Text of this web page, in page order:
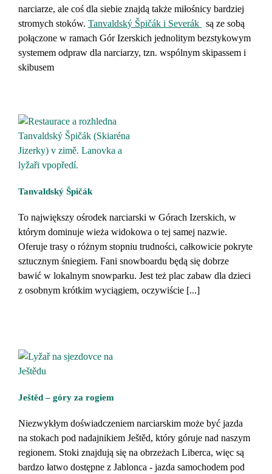
narciarze, ale coś dla siebie znajdą także miłośnicy bardziej
stromych stoków. Tanvaldský Špičák i Severák
są ze sobą
połączone w ramach Gór Izerskich jednolitym bezstykowym
systemem odpraw dla narciarzy, tzn. wspólnym skipassem i
skibusem
Tanvaldský Špičák
To największy ośrodek narciarski w Górach Izerskich, w
którym dominuje wieża widokowa o tej samej nazwie.
Oferuje trasy o różnym stopniu trudności, całkowicie pokryte
sztucznym śniegiem. Fani snowboardu będą się dobrze
bawić w lokalnym snowparku. Jest też plac zabaw dla dzieci
z osobnym krótkim wyciągiem, oczywiście [...]
Ještěd – góry za rogiem
Niezwykłym doświadczeniem narciarskim może być jazda
na stokach pod nadajnikiem Ještěd, który góruje nad naszym
regionem. Stoki znajdują się na obrzeżach Liberca, więc są
bardzo łatwo dostępne z Jablonca - jazda samochodem pod